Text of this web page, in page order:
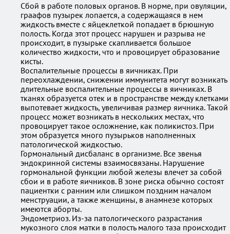
Сбой в работе половых органов. В норме, при овуляции,
граафов пузырек лопается, а содержащаяся в нем
жидкость вместе с яйцеклеткой попадает в брюшную
полость. Когда этот процесс нарушен и разрыва не
происходит, в пузырьке скапливается большое
количество жидкости, что и провоцирует образование
кисты.
Воспалительные процессы в яичниках. При
переохлаждении, снижении иммунитета могут возникать
длительные воспалительные процессы в яичниках. В
тканях образуется отек и в пространстве между клетками
выпотевает жидкость, увеличивая размер яичника. Такой
процесс может возникать в нескольких местах, что
провоцирует такое осложнение, как поликистоз. При
этом образуется много пузырьков наполненных
патологической жидкостью.
Гормональный дисбаланс в организме. Все звенья
эндокринной системы взаимосвязаны. Нарушение
гормональной функции любой железы влечет за собой
сбои и в работе яичников. В зоне риска обычно состоят
пациентки с ранним или слишком поздним началом
менструации, а также женщины, в анамнезе которых
имеются аборты.
Эндометриоз. Из-за патологического разрастания
мукозного слоя матки в полость малого таза происходит